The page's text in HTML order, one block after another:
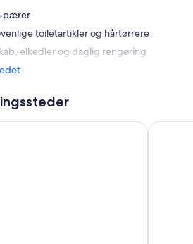
pærer
toiletartikler og hårtørrere
elkedler og daglig rengøring
Milling